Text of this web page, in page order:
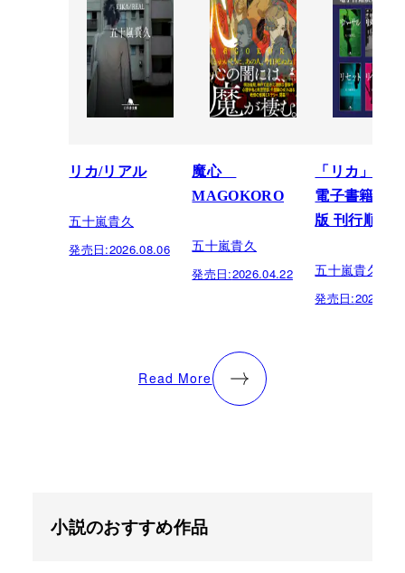
リカ/リアル
五十嵐貴久
発売日:2026.08.06
魔心
MAGOKORO
五十嵐貴久
発売日:2026.04.22
「リカ」シ
電子書籍限
版 刊行順
五十嵐貴久
発売日:
Read More
小説のおすすめ作品